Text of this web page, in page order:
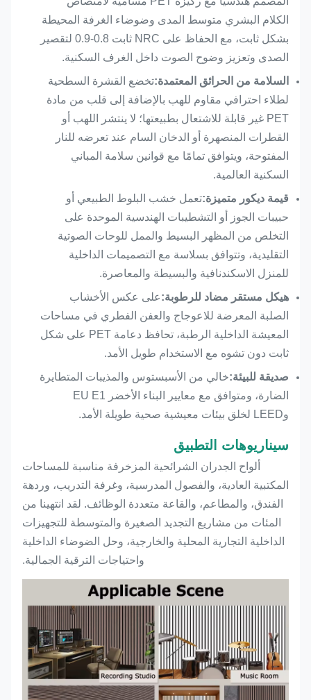
خدمة مخصصة
الحجم والانتهاء واللون قابل
للتخصيص
مقاومة الحريق مثبطات اللهب اختيارية
المستوى البيئي
مركبات عضوية متطايرة
منخفضة، صديقة للبيئة
الوظيفة
الأساسية
امتصاص الصوت والديكور
شهادة
CE، FSC، EN 13501-1 ب،
ASTM E84 الفئة أ،
الكلام البشري متوسط ​​المدى وضوضاء الغرفة المحيطة
بشكل ثابت، مع الحفاظ على NRC ثابت 0.8-0.9 لتقصير
الصدى وتعزيز وضوح الصوت داخل الغرف السكنية.
السلامة من الحرائق المعتمدة:تخضع القشرة السطحية
لطلاء احترافي مقاوم للهب بالإضافة إلى قلب من مادة
PET غير قابلة للاشتعال بطبيعتها؛ لا ينتشر اللهب أو
القطرات المنصهرة أو الدخان السام عند تعرضه للنار
المفتوحة، ويتوافق تمامًا مع قوانين سلامة المباني
السكنية العالمية.
قيمة ديكور متميزة:تعمل خشب البلوط الطبيعي أو
حبيبات الجوز أو التشطيبات الهندسية الموحدة على
التخلص من المظهر البسيط والممل للوحات الصوتية
التقليدية، وتتوافق بسلاسة مع التصميمات الداخلية
للمنزل الاسكندنافية والبسيطة والمعاصرة.
هيكل مستقر مضاد للرطوبة:على عكس الأخشاب
الصلبة المعرضة للاعوجاج والعفن الفطري في مساحات
المعيشة الداخلية الرطبة، تحافظ دعامة PET على شكل
ثابت دون تشوه مع الاستخدام طويل الأمد.
صديقة للبيئة:خالي من الأسبستوس والمذيبات المتطايرة
الضارة، ومتوافق مع معايير البناء الأخضر EU E1
سيناريوهات التطبيق
ألواح الجدران الشرائحية المزخرفة مناسبة للمساحات
المكتبية العادية، والفصول المدرسية، وغرفة التدريب، وردهة
الفندق، والمطاعم، والقاعة متعددة الوظائف. لقد انتهينا من
المئات من مشاريع التجديد الصغيرة والمتوسطة للتجهيزات
الداخلية التجارية المحلية والخارجية، وحل الضوضاء الداخلية
واحتياجات الترقية الجمالية.